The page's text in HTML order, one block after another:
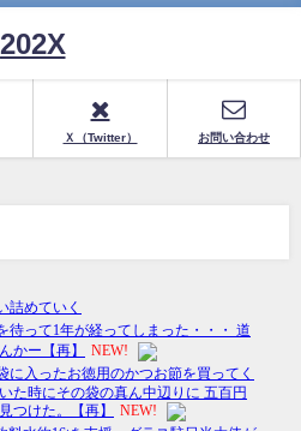
202X
Ｘ（Twitter） お問い合わせ